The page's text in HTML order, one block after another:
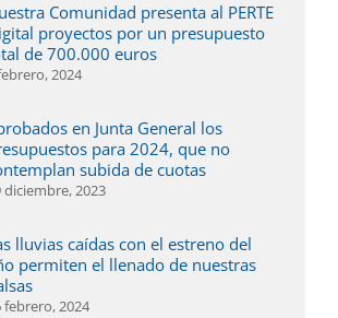
Comunidad presenta al PERTE
proyectos por un presupuesto
de 700.000 euros
2024
en Junta General los
para 2024, que no
subida de cuotas
diciembre, 2023
lluvias caídas con el estreno del
permiten el llenado de nuestras
febrero, 2024